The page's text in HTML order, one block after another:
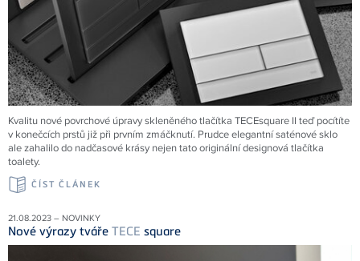
Kvalitu nové povrchové úpravy skleněného tlačítka TECEsquare II teď pocítíte
v konečcích prstů již při prvním zmáčknutí. Prudce elegantní saténové sklo
ale zahalilo do nadčasové krásy nejen tato originální designová tlačítka
toalety.
ČÍST ČLÁNEK
21.08.2023 – NOVINKY
Nové výrazy tváře TECE square